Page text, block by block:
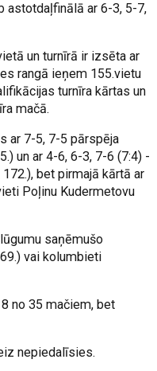
astotdaļfinālā ar 6-3, 5-7,
un turnīrā ir izsēta ar
rangā ieņem 155.vietu
turnīra kārtas un
mačā.
ar 7-5, 7-5 pārspēja
un ar 4-6, 6-3, 7-6 (7:4) -
bet pirmajā kārtā ar
Poļinu Kudermetovu
saņēmušo
vai kolumbieti
no 35 mačiem, bet
nepiedalīsies.